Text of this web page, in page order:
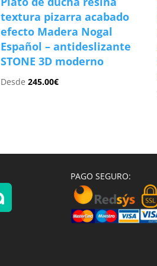
textura pizarra acabado
efecto Madera Nogal
Español – antideslizante
STONE 3D moderno
Desde245.00€
PAGO SEGURO: